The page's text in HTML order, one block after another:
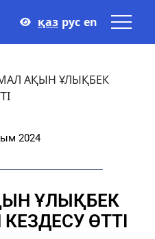
қаз рус en
АҚЫН ҰЛЫҚБЕК
2024
ҰЛЫҚБЕК
ӨТТІ